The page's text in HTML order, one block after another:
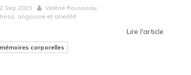
Sep 2023
Valérie Rousseau
angoisse et anxiété
Lire l'article
mémoires corporelles